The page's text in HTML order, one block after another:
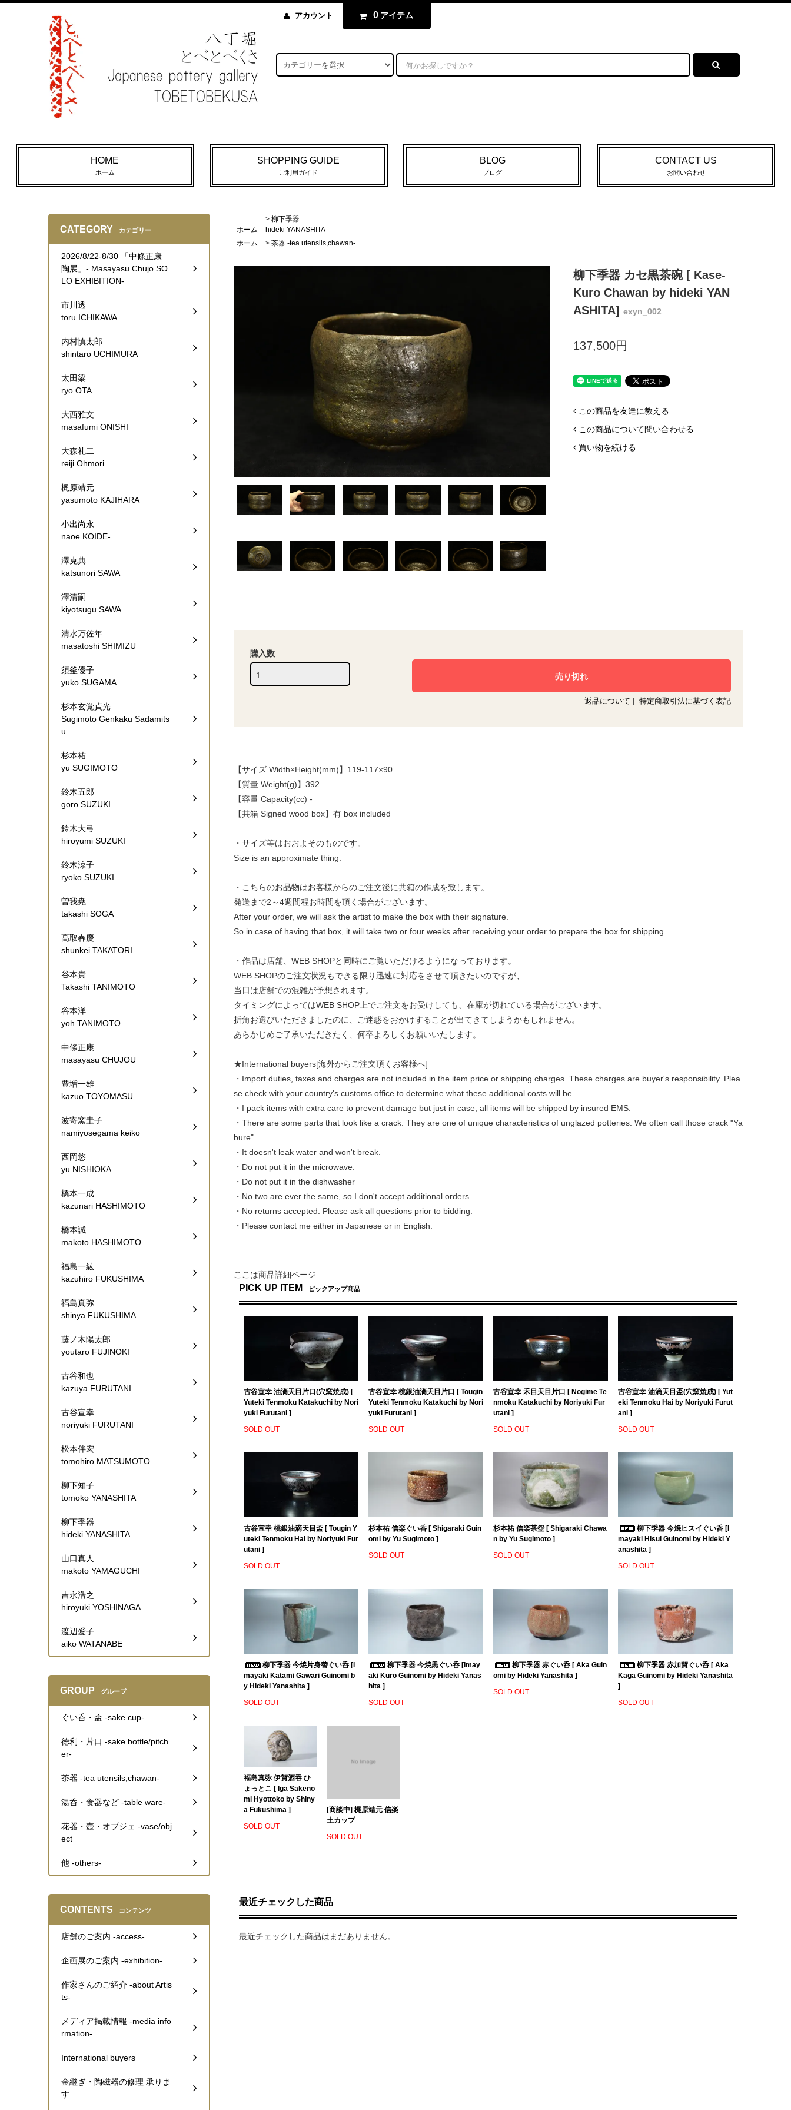
アカウント 0 アイテム
HOME
ホーム
SHOPPING GUIDE
ご利用ガイド
BLOG
ブログ
CONTACT US
お問い合わせ
ホーム
> 柳下季器
hideki YANASHITA
ホーム
> 茶器 -tea utensils,chawan-
柳下季器 カセ黒茶碗 [ Kase-
Kuro Chawan by hideki YAN
ASHITA]
exyn_002
137,500円
この商品を友達に教える
この商品について問い合わせる
買い物を続ける
購入数
返品について | 特定商取引法に基づく表記
【サイズ Width×Height(mm)】119-117×90
【質量 Weight(g)】392
【容量 Capacity(cc) -
【共箱 Signed wood box】有 box included
・サイズ等はおおよそのものです。
Size is an approximate thing.
・こちらのお品物はお客様からのご注文後に共箱の作成を致します。
発送まで2～4週間程お時間を頂く場合がございます。
After your order, we will ask the artist to make the box with their signature.
So in case of having that box, it will take two or four weeks after receiving your order to prepare the box for shipping.
・作品は店舗、WEB SHOPと同時にご覧いただけるようになっております。
WEB SHOPのご注文状況もできる限り迅速に対応をさせて頂きたいのですが、
当日は店舗での混雑が予想されます。
タイミングによってはWEB SHOP上でご注文をお受けしても、在庫が切れている場合がございます。
折角お選びいただきましたのに、ご迷惑をおかけすることが出てきてしまうかもしれません。
あらかじめご了承いただきたく、何卒よろしくお願いいたします。
★International buyers[海外からご注文頂くお客様へ]
・Import duties, taxes and charges are not included in the item price or shipping charges. These charges are buyer's responsibility. Plea
se check with your country's customs office to determine what these additional costs will be.
・I pack items with extra care to prevent damage but just in case, all items will be shipped by insured EMS.
・There are some parts that look like a crack. They are one of unique characteristics of unglazed potteries. We often call those crack "Ya
bure".
・It doesn't leak water and won't break.
・Do not put it in the microwave.
・Do not put it in the dishwasher
・No two are ever the same, so I don't accept additional orders.
・No returns accepted. Please ask all questions prior to bidding.
・Please contact me either in Japanese or in English.
ここは商品詳細ページ
PICK UP ITEM ピックアップ商品
古谷宣幸 油滴天目片口(穴窯焼成) [
Yuteki Tenmoku Katakuchi by Nori
yuki Furutani ]
SOLD OUT
古谷宣幸 桃銀油滴天目片口 [ Tougin
Yuteki Tenmoku Katakuchi by Nori
yuki Furutani ]
SOLD OUT
古谷宣幸 禾目天目片口 [ Nogime Te
nmoku Katakuchi by Noriyuki Fur
utani ]
SOLD OUT
古谷宣幸 油滴天目盃(穴窯焼成) [ Yut
eki Tenmoku Hai by Noriyuki Furut
ani ]
SOLD OUT
古谷宣幸 桃銀油滴天目盃 [ Tougin Y
uteki Tenmoku Hai by Noriyuki Fur
utani ]
SOLD OUT
杉本祐 信楽ぐい呑 [ Shigaraki Guin
omi by Yu Sugimoto ]
SOLD OUT
杉本祐 信楽茶盌 [ Shigaraki Chawa
n by Yu Sugimoto ]
SOLD OUT
柳下季器 今焼ヒスイぐい呑 [I
mayaki Hisui Guinomi by Hideki Y
anashita ]
SOLD OUT
柳下季器 今焼片身替ぐい呑 [I
mayaki Katami Gawari Guinomi b
y Hideki Yanashita ]
SOLD OUT
柳下季器 今焼黒ぐい呑 [Imay
aki Kuro Guinomi by Hideki Yanas
hita ]
SOLD OUT
柳下季器 赤ぐい呑 [ Aka Guin
omi by Hideki Yanashita ]
SOLD OUT
柳下季器 赤加賀ぐい呑 [ Aka
Kaga Guinomi by Hideki Yanashita
]
SOLD OUT
福島真弥 伊賀酒吞 ひ
ょっとこ [ Iga Sakeno
mi Hyottoko by Shiny
a Fukushima ]
SOLD OUT
[商談中] 梶原靖元 信楽
土カップ
SOLD OUT
最近チェックした商品
最近チェックした商品はまだありません。
CATEGORY カテゴリー
2026/8/22-8/30 「中條正康
陶展」- Masayasu Chujo SO
LO EXHIBITION-
市川透
toru ICHIKAWA
内村慎太郎
shintaro UCHIMURA
太田梁
ryo OTA
大西雅文
masafumi ONISHI
大森礼二
reiji Ohmori
梶原靖元
yasumoto KAJIHARA
小出尚永
naoe KOIDE-
澤克典
katsunori SAWA
澤清嗣
kiyotsugu SAWA
清水万佐年
masatoshi SHIMIZU
須釜優子
yuko SUGAMA
杉本玄覚貞光
Sugimoto Genkaku Sadamits
u
杉本祐
yu SUGIMOTO
鈴木五郎
goro SUZUKI
鈴木大弓
hiroyumi SUZUKI
鈴木涼子
ryoko SUZUKI
曽我尭
takashi SOGA
髙取春慶
shunkei TAKATORI
谷本貴
Takashi TANIMOTO
谷本洋
yoh TANIMOTO
中條正康
masayasu CHUJOU
豊増一雄
kazuo TOYOMASU
波寄窯圭子
namiyosegama keiko
西岡悠
yu NISHIOKA
橋本一成
kazunari HASHIMOTO
橋本誠
makoto HASHIMOTO
福島一紘
kazuhiro FUKUSHIMA
福島真弥
shinya FUKUSHIMA
藤ノ木陽太郎
youtaro FUJINOKI
古谷和也
kazuya FURUTANI
古谷宣幸
noriyuki FURUTANI
松本伴宏
tomohiro MATSUMOTO
柳下知子
tomoko YANASHITA
柳下季器
hideki YANASHITA
山口真人
makoto YAMAGUCHI
吉永浩之
hiroyuki YOSHINAGA
渡辺愛子
aiko WATANABE
GROUP グループ
ぐい呑・盃 -sake cup-
徳利・片口 -sake bottle/pitch
er-
茶器 -tea utensils,chawan-
湯呑・食器など -table ware-
花器・壺・オブジェ -vase/obj
ect
他 -others-
CONTENTS コンテンツ
店舗のご案内 -access-
企画展のご案内 -exhibition-
作家さんのご紹介 -about Artis
ts-
メディア掲載情報 -media info
rmation-
International buyers
金継ぎ・陶磁器の修理 承りま
す